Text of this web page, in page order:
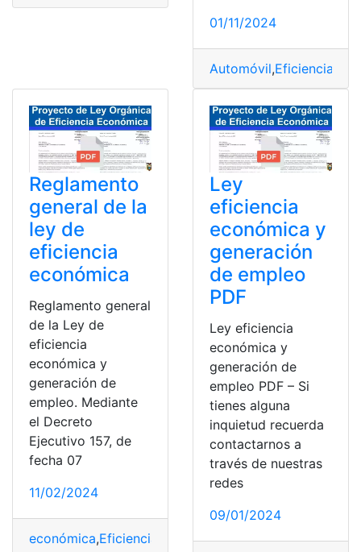
01/11/2024
Automóvil,Eficiencia
Reglamento
general de la
ley de
eficiencia
económica
Reglamento general
de la Ley de
eficiencia
económica y
generación de
empleo. Mediante
el Decreto
Ejecutivo 157, de
fecha 07
11/02/2024
económica,Eficiencia General,Ley,Reglamento
Ley
eficiencia
económica y
generación
de empleo
PDF
Ley eficiencia
económica y
generación de
empleo PDF – Si
tienes alguna
inquietud recuerda
contactarnos a
través de nuestras
redes
09/01/2024